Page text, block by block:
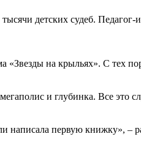
детских судеб. Педагог-
«Звезды на крыльях». С тех
и глубинка. Все это
написала первую книжку», –